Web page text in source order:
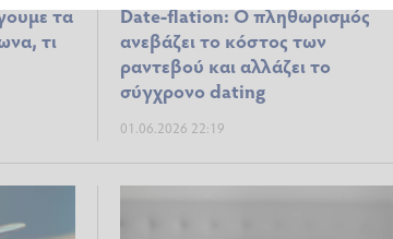
τα
τι
Date-flation: Ο πληθωρισμός
ανεβάζει το κόστος των
ραντεβού και αλλάζει το
σύγχρονο dating
01.06.2026 22:19